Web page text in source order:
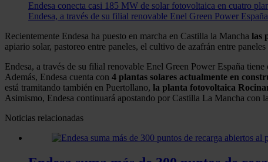
Endesa conecta casi 185 MW de solar fotovoltaica en cuatro
Endesa, a través de su filial renovable Enel Green Power
Recientemente Endesa ha puesto en marcha en Castilla la Mancha las
apiario solar, pastoreo entre paneles, el cultivo de azafrán entre
Endesa, a través de su filial renovable Enel Green Power España
Además, Endesa cuenta con 4 plantas solares actualmente en
está tramitando también en Puertollano, la planta fotovoltaica
Asimismo, Endesa continuará apostando por Castilla La Mancha con
Noticias relacionadas